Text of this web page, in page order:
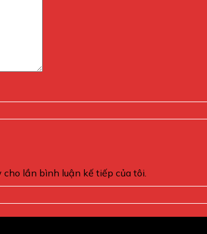
lần bình luận kế tiếp của tôi.